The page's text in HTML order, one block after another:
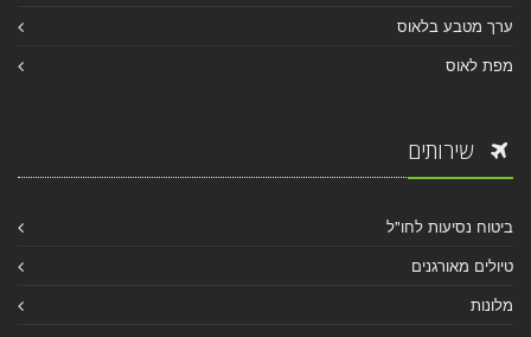
ערך מטבע בלאוס
מפת לאוס
שירותים
ביטוח נסיעות לחו"ל
טיולים מאורגנים
מלונות